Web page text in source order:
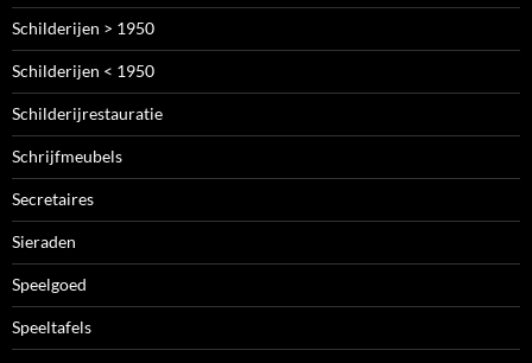
Schilderijen > 1950
Schilderijen < 1950
Schilderijrestauratie
Schrijfmeubels
Secretaires
Sieraden
Speelgoed
Speeltafels